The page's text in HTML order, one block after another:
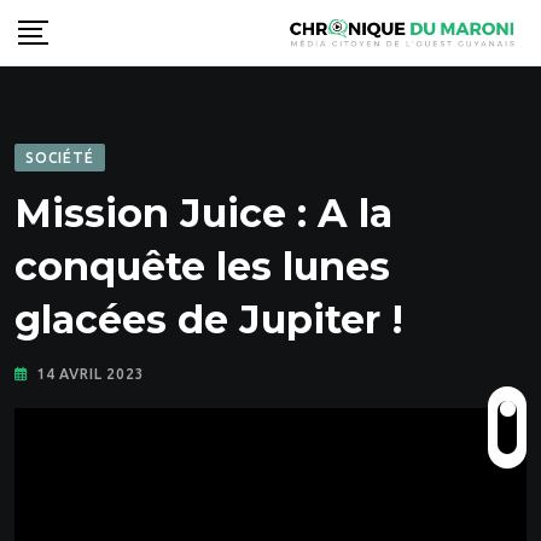
Skip
to
SOCIÉTÉ
Mission Juice : A la
conquête les lunes
glacées de Jupiter !
14 AVRIL 2023